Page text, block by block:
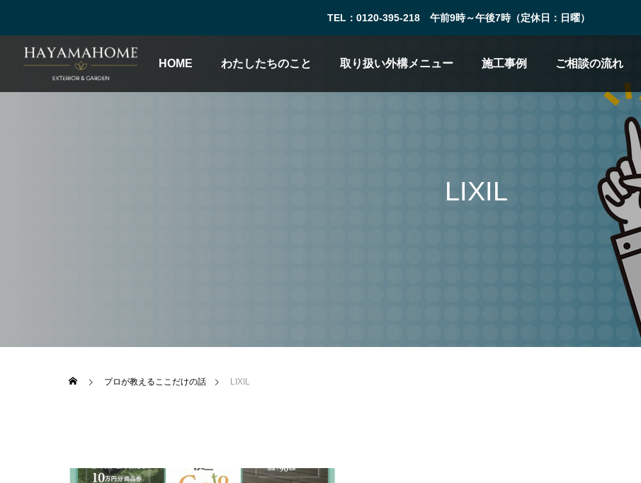
TEL：0120-395-218 午前9時～午後7時（定休日：日曜）
HOME わたしたちのこと 取り扱い外構メニュー 施工事例 ご相談の流れ
LIXIL
プロが教えるここだけの話 LIXIL